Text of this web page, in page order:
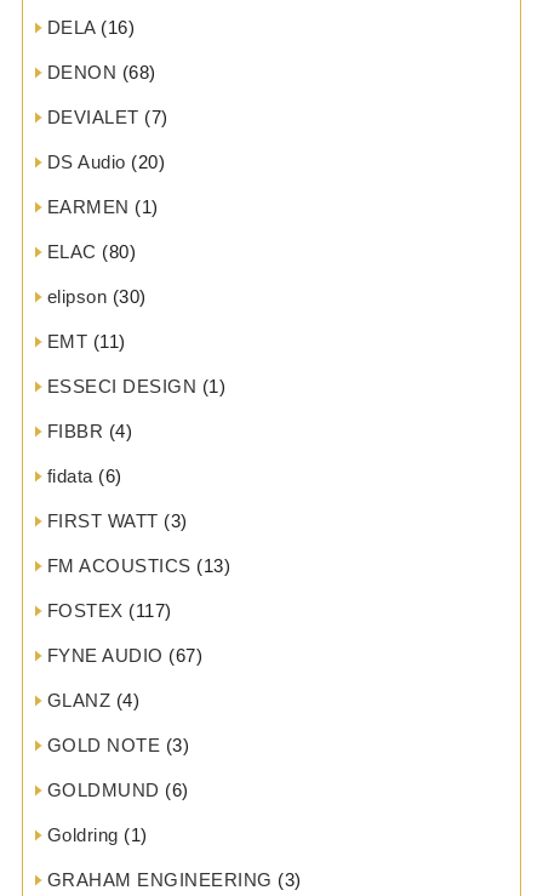
DELA(16)
DENON (68)
DEVIALET (7)
DS Audio (20)
EARMEN (1)
ELAC (80)
elipson (30)
EMT (11)
ESSECI DESIGN (1)
FIBBR (4)
fidata (6)
FIRST WATT (3)
FM ACOUSTICS (13)
FOSTEX (117)
FYNE AUDIO (67)
GLANZ (4)
GOLD NOTE (3)
GOLDMUND (6)
Goldring (1)
GRAHAM ENGINEERING (3)